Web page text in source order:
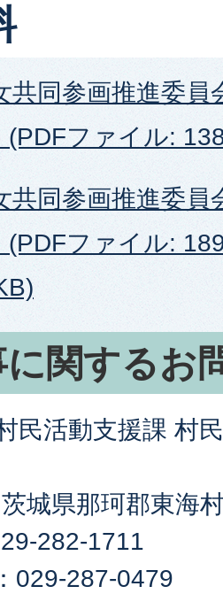
共同参画推進委員
(PDFファイル:
共同参画推進委員
(PDFファイル:
関するお
民活動支援課 村
城県那珂郡東海
282-1711
029-287-0479